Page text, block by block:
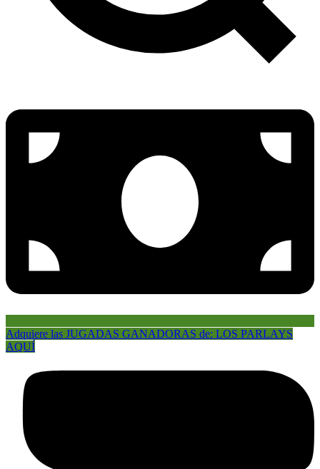
Adquiere las JUGADAS GANADORAS de: LOS PARLAYS
AQUÍ